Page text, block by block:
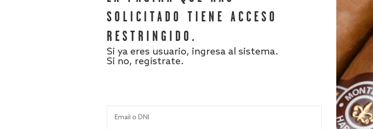
SOLICITADO TIENE ACCESO
RESTRINGIDO.
Si ya eres usuario, ingresa al sistema.
Si no, regístrate.